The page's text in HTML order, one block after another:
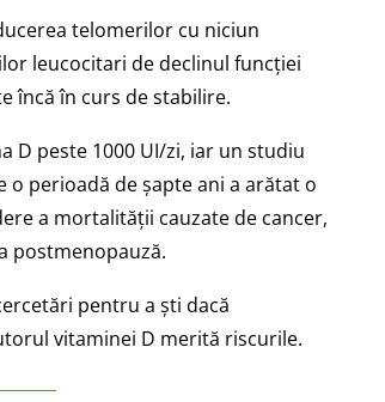
telomerilor cu niciun
leucocitari de declinul funcției
încă în curs de stabilire.
D peste 1000 UI/zi, iar un studiu
o perioadă de șapte ani a arătat o
a mortalității cauzate de cancer,
postmenopauză.
pentru a ști dacă
vitaminei D merită riscurile.